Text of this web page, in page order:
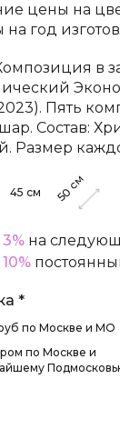
цены на
на год
в
Пять
Состав:
Размер
45 см 50
см
на
*
по Москве и МО
по Москве и